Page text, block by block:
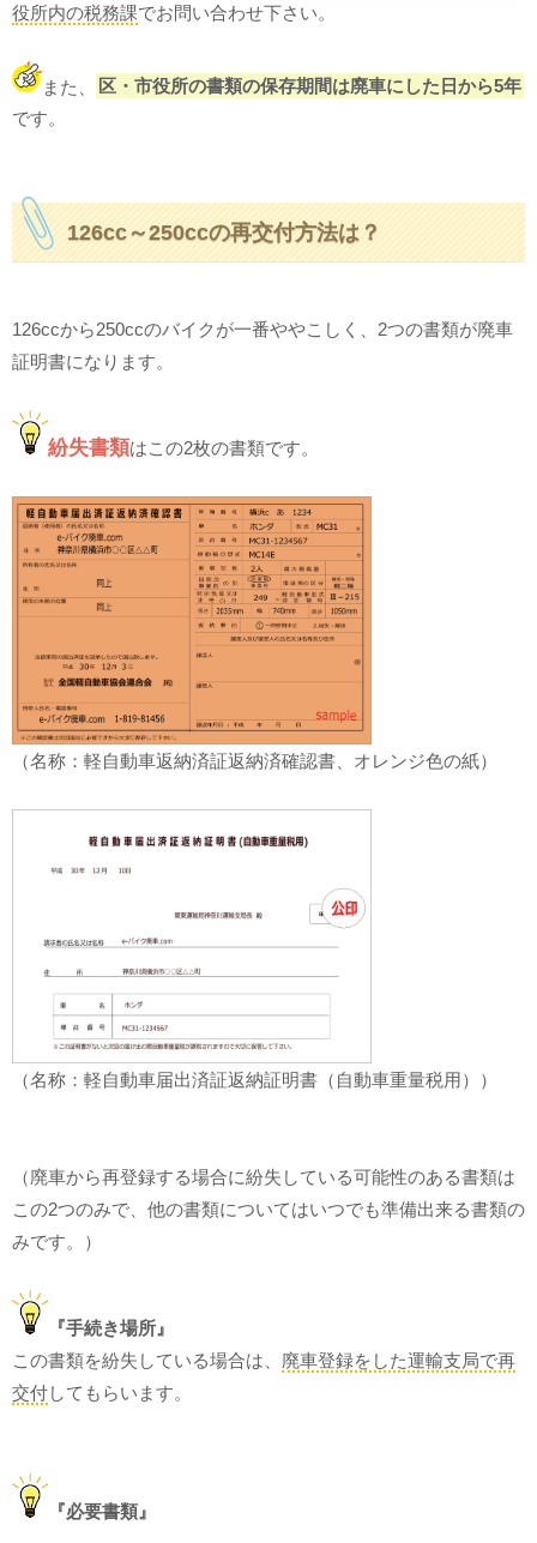
役所内の税務課でお問い合わせ下さい。
また、
区・市役所の書類の保存期間は廃車にした日から5年
です。
126cc～250ccの再交付方法は？
126ccから250ccのバイクが一番ややこしく、2つの書類が廃車
証明書になります。
紛失書類はこの2枚の書類です。
（名称：軽自動車返納済証返納済確認書、オレンジ色の紙）
（名称：軽自動車届出済証返納証明書（自動車重量税用））
（廃車から再登録する場合に紛失している可能性のある書類は
この2つのみで、他の書類についてはいつでも準備出来る書類の
みです。）
『手続き場所』
この書類を紛失している場合は、 廃車登録をした運輸支局で再
交付してもらいます。
『必要書類』